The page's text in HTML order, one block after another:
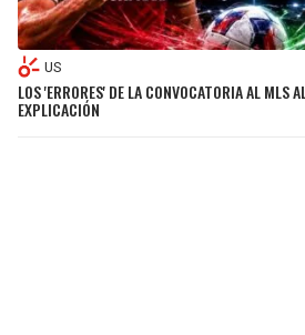
US
LOS 'ERRORES' DE LA CONVOCATORIA AL MLS
EXPLICACIÓN